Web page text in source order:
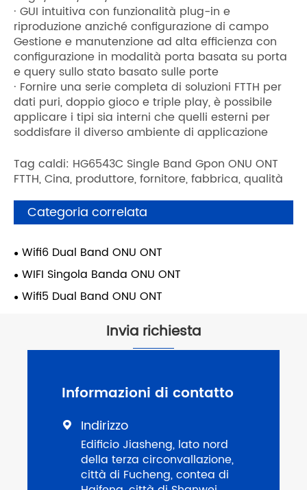
· GUI intuitiva con funzionalità plug-in e
riproduzione anziché configurazione di campo
Gestione e manutenzione ad alta efficienza con
configurazione in modalità porta basata su porta
e query sullo stato basato sulle porte
· Fornire una serie completa di soluzioni FTTH per
dati puri, doppio gioco e triple play, è possibile
applicare i tipi sia interni che quelli esterni per
soddisfare il diverso ambiente di applicazione
Tag caldi: HG6543C Single Band Gpon ONU ONT
FTTH, Cina, produttore, fornitore, fabbrica, qualità
Categoria correlata
Wifi6 Dual Band ONU ONT
WIFI Singola Banda ONU ONT
Wifi5 Dual Band ONU ONT
Invia richiesta
Informazioni di contatto
 Indirizzo
Edificio Jiasheng, lato nord
della terza circonvallazione,
città di Fucheng, contea di